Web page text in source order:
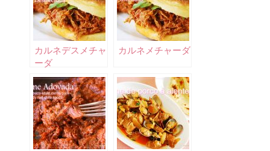
カルネデスメチャ
ーダ
カルネメチャーダ